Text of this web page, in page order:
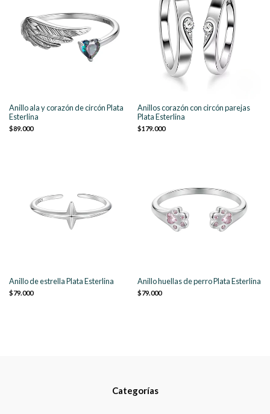
Anillo ala y corazón de circón Plata
Esterlina
$89.000
Anillos corazón con circón parejas
Plata Esterlina
$179.000
Anillo de estrella Plata Esterlina
$79.000
Anillo huellas de perro Plata Esterlina
$79.000
Categorías